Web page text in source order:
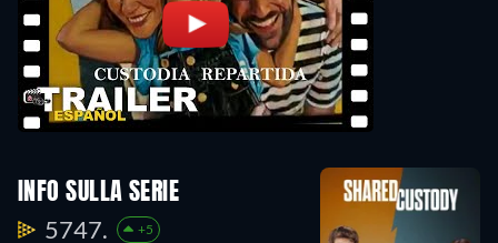
INFO SULLA SERIE
5747. +5